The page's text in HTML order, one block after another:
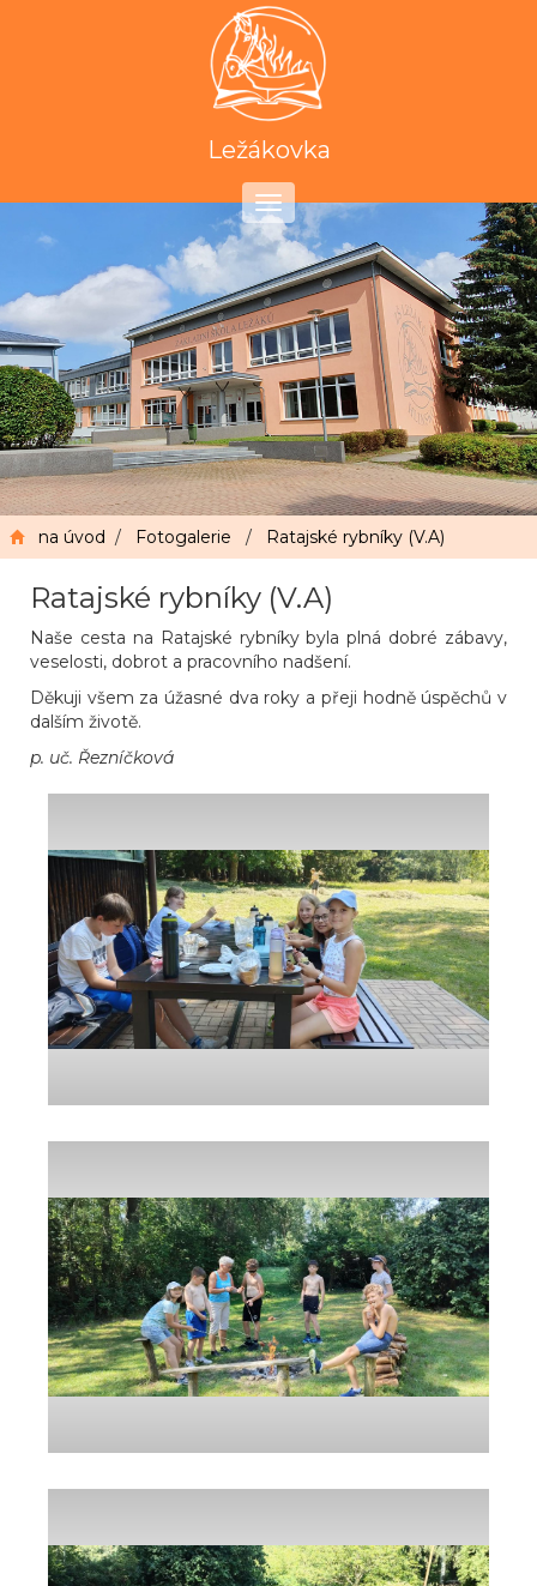
Ležákovka
Toggle
navigation
na úvod / Fotogalerie / Ratajské rybníky (V.A)
Ratajské rybníky (V.A)
Naše cesta na Ratajské rybníky byla plná dobré zábavy,
veselosti, dobrot a pracovního nadšení.
Děkuji všem za úžasné dva roky a přeji hodně úspěchů v
dalším životě.
p. uč. Řezníčková